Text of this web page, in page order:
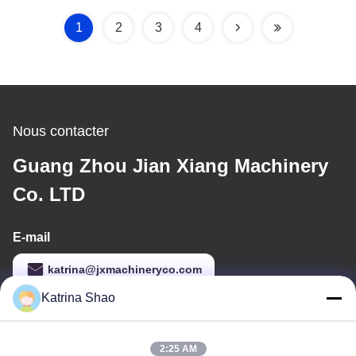
1 2 3 4
Nous contacter
Guang Zhou Jian Xiang Machinery
Co. LTD
E-mail
katrina@jxmachineryco.com
Katrina Shao
2:25 AM